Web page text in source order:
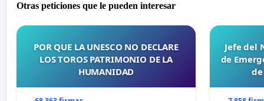
Otras peticiones que le pueden interesar
POR QUE LA UNESCO NO DECLARE
LOS TOROS PATRIMONIO DE LA
HUMANIDAD
Jefe del
de
de